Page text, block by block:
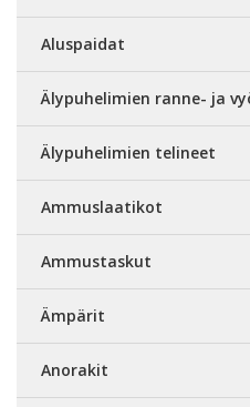
Aluspaidat
Älypuhelimien ranne- ja
Älypuhelimien telineet
Ammuslaatikot
Ammustaskut
Ämpärit
Anorakit